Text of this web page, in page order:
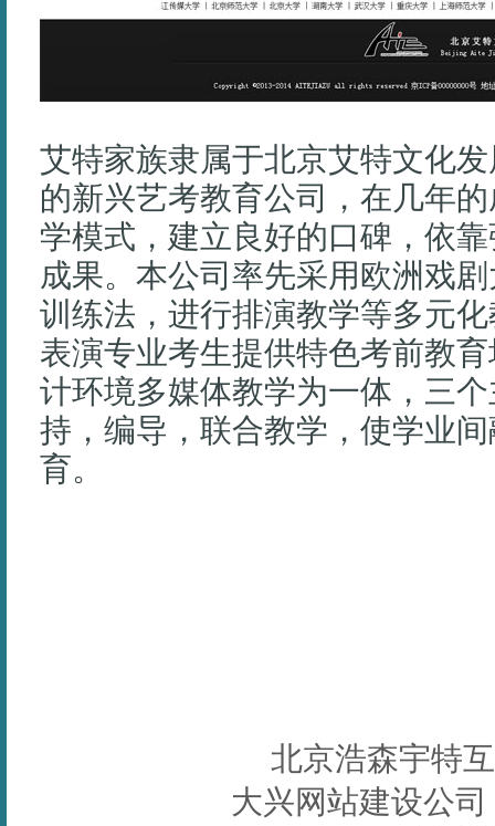
艾特家族隶属于北京艾特文化
的新兴艺考教育公司，在几年
学模式，建立良好的口碑，依
成果。本公司率先采用欧洲戏
训练法，进行排演教学等多元
表演专业考生提供特色考前教
计环境多媒体教学为一体，三
持，编导，联合教学，使学业
育。
北京浩森宇特
大兴网站建设公